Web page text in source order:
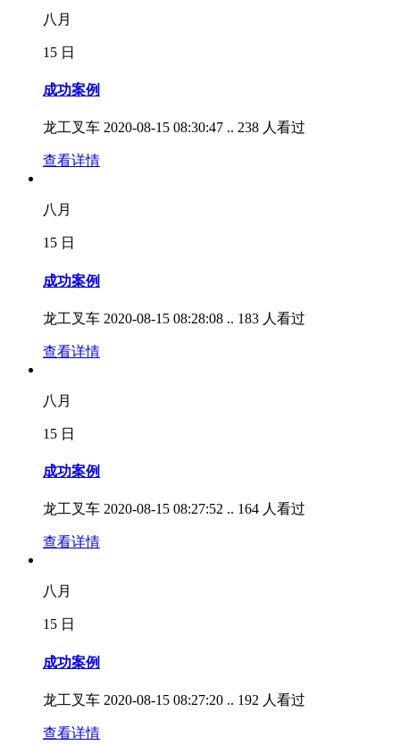
八月
15 日
成功案例
龙工叉车 2020-08-15 08:30:47 .. 238 人看过
查看详情
八月
15 日
成功案例
龙工叉车 2020-08-15 08:28:08 .. 183 人看过
查看详情
八月
15 日
成功案例
龙工叉车 2020-08-15 08:27:52 .. 164 人看过
查看详情
八月
15 日
成功案例
龙工叉车 2020-08-15 08:27:20 .. 192 人看过
查看详情